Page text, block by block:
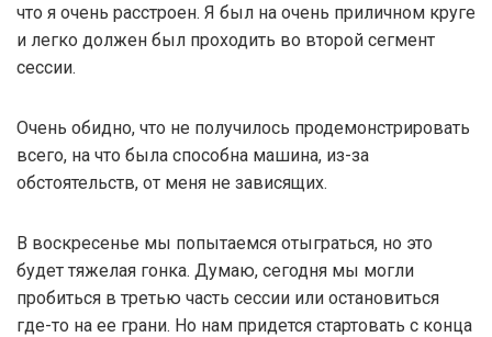
что я очень расстроен. Я был на очень приличном круге
и легко должен был проходить во второй сегмент
сессии.
Очень обидно, что не получилось продемонстрировать
всего, на что была способна машина, из-за
обстоятельств, от меня не зависящих.
В воскресенье мы попытаемся отыграться, но это
будет тяжелая гонка. Думаю, сегодня мы могли
пробиться в третью часть сессии или остановиться
где-то на ее грани. Но нам придется стартовать с конца